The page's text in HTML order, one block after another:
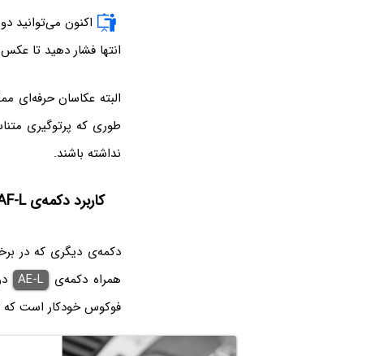
اکنون می‌توانید
انتها فشار دهید تا
البته عکاسان حرفه‌ای
طوری که پرتوگیری
نداشته باشند.
کاربرد دکمه‌ی AF-L در دوربین‌های عکاسی حرفه‌ای
دکمه‌ی دیگری که در
همراه دکمه‌ی AE-L
فوکوس خودکار است که